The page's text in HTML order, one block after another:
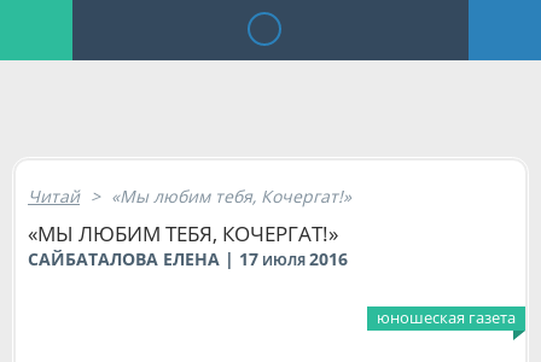
Читай > «Мы любим тебя, Кочергат!»
«МЫ ЛЮБИМ ТЕБЯ, КОЧЕРГАТ!»
САЙБАТАЛОВА ЕЛЕНА | 17 ИЮЛЯ 2016
юношеская газета